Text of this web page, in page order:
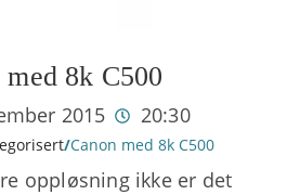
med 8k C500
2015 20:30
/Canon med 8k C500
oppløsning ikke er det